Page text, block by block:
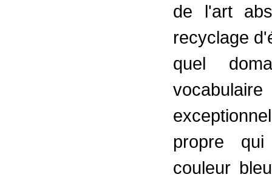
de l'art
recyclage
quel
propre
couleur